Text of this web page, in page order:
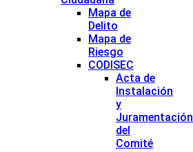
Mapa de
Delito
Mapa de
Riesgo
CODISEC
Acta de
Instalación
y
Juramentación
del
Comité